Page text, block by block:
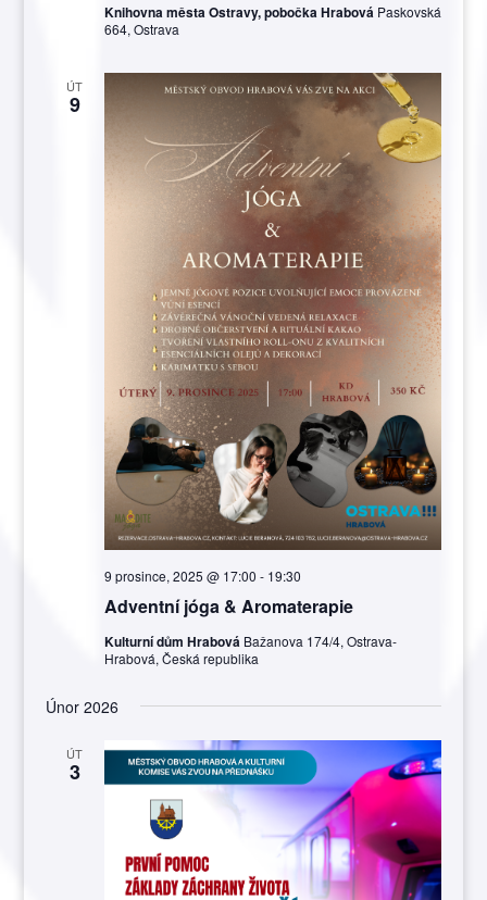
Knihovna města Ostravy, pobočka Hrabová Paskovská
664, Ostrava
ÚT
9
Adventní jóga & Aromaterapie
9 prosince, 2025 @ 17:00 - 19:30
Kulturní dům Hrabová Bažanova 174/4, Ostrava-
Hrabová, Česká republika
Únor 2026
ÚT
3